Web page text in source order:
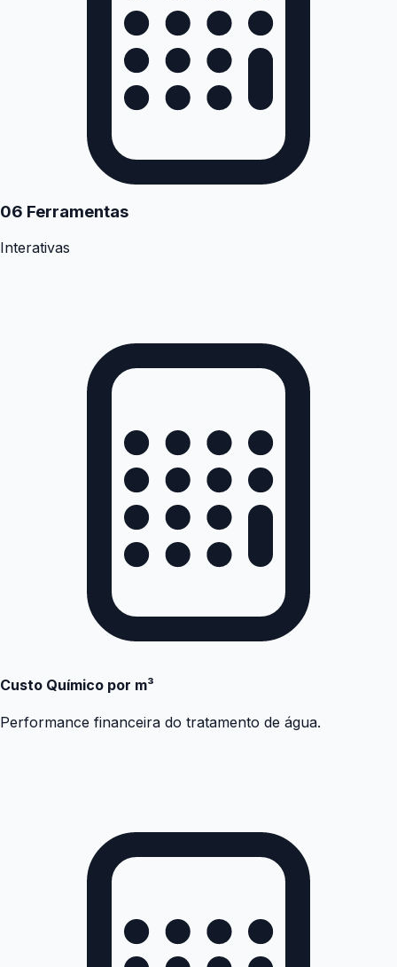
06 Ferramentas
Interativas
Custo Químico por m³
Performance financeira do tratamento de água.